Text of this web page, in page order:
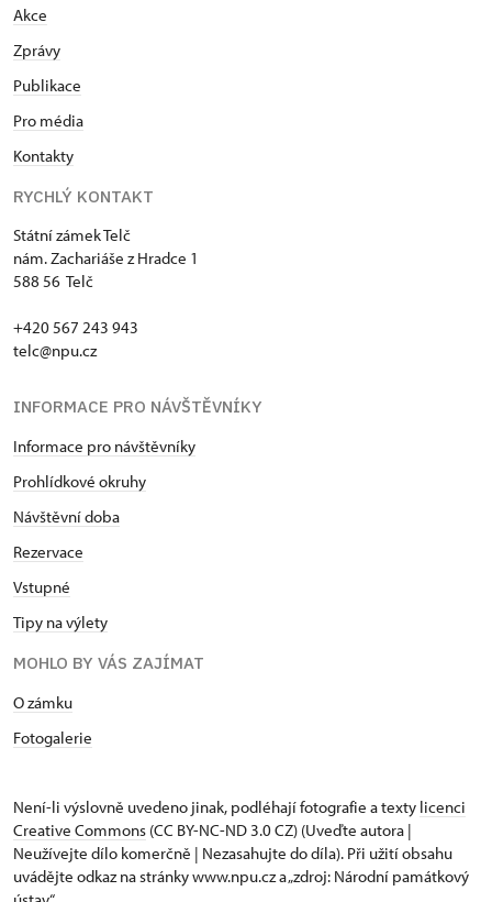
Akce
Zprávy
Publikace
Pro média
Kontakty
RYCHLÝ KONTAKT
Státní zámek Telč
nám. Zachariáše z Hradce 1
588 56 Telč
+420 567 243 943
telc@npu.cz
INFORMACE PRO NÁVŠTĚVNÍKY
Informace pro návštěvníky
Prohlídkové okruhy
Návštěvní doba
Rezervace
Vstupné
Tipy na výlety
MOHLO BY VÁS ZAJÍMAT
O zámku
Fotogalerie
Není-li výslovně uvedeno jinak, podléhají fotografie a texty licenci
Creative Commons (CC BY-NC-ND 3.0 CZ) (Uveďte autora |
Neužívejte dílo komerčně | Nezasahujte do díla). Při užití obsahu
uvádějte odkaz na stránky www.npu.cz a „zdroj: Národní památkový